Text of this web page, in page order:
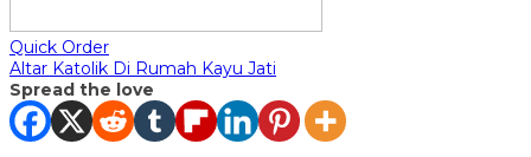
Quick Order
Altar Katolik Di Rumah Kayu Jati
Spread the love